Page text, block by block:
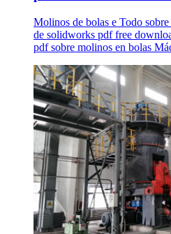
Molinos de bolas e Todo
de solidworks pdf free
pdf sobre molinos en bolas